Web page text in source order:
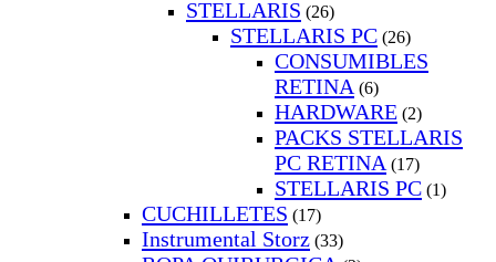
STELLARIS (26)
STELLARIS PC (26)
CONSUMIBLES
RETINA (6)
HARDWARE (2)
PACKS STELLARIS
PC RETINA (17)
STELLARIS PC (1)
CUCHILLETES (17)
Instrumental Storz (33)